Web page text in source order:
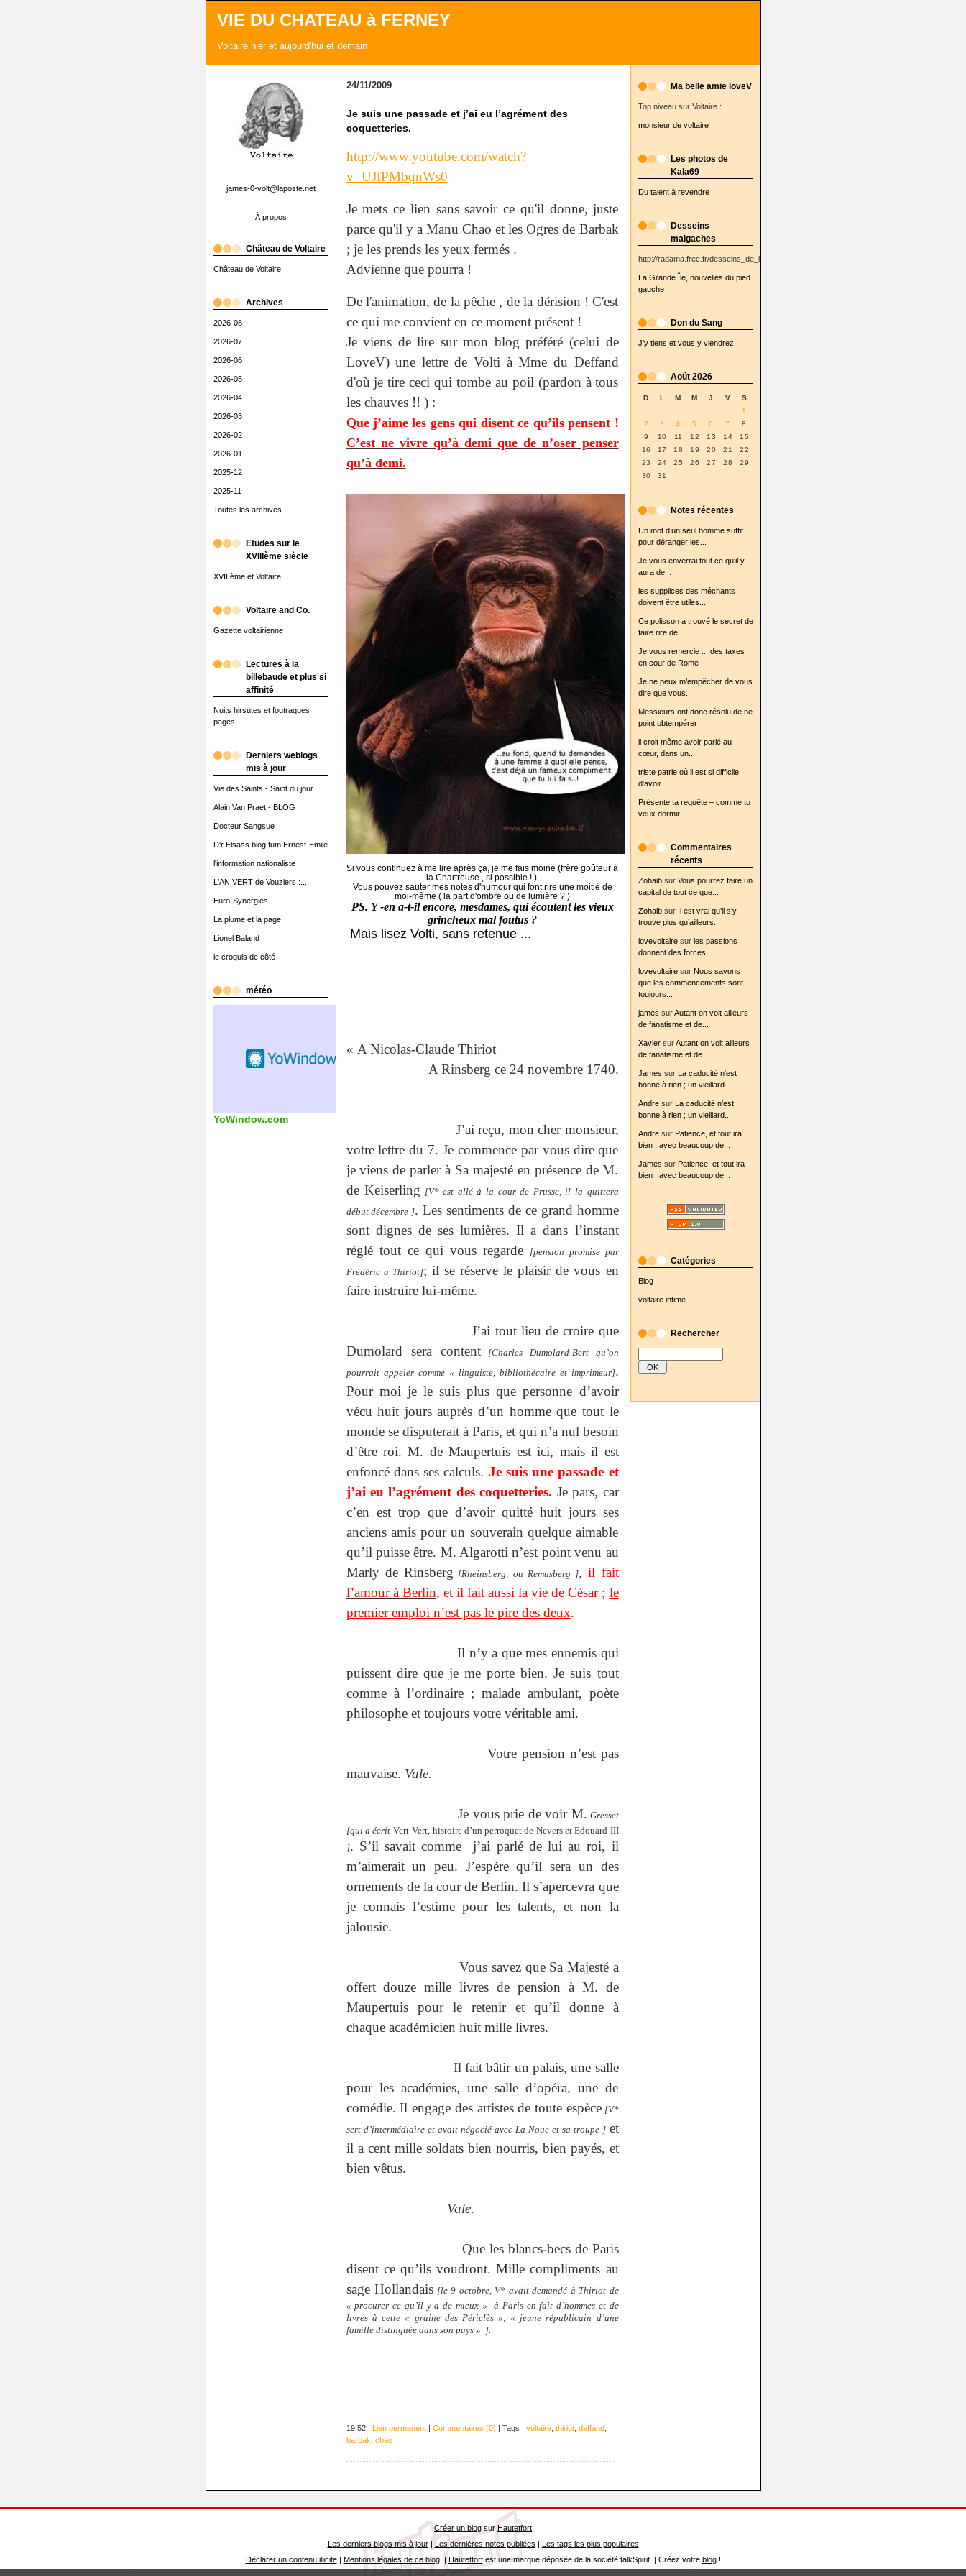
VIE DU CHATEAU à FERNEY
Voltaire hier et aujourd'hui et demain
james-0-volt@laposte.net
À propos
Château de Voltaire
Château de Voltaire
Archives
2026-08
2026-07
2026-06
2026-05
2026-04
2026-03
2026-02
2026-01
2025-12
2025-11
Toutes les archives
Etudes sur le
XVIIIème siècle
XVIIIème et Voltaire
Voltaire and Co.
Gazette voltairienne
Lectures à la
billebaude et plus si
affinité
Nuits hirsutes et foutraques
pages
Derniers weblogs
mis à jour
Vie des Saints - Saint du jour
Alain Van Praet - BLOG
Docteur Sangsue
D'r Elsass blog fum Ernest-Emile
l'information nationaliste
L'AN VERT de Vouziers :...
Euro-Synergies
La plume et la page
Lionel Baland
le croquis de côté
météo
YoWindow.com
Ma belle amie loveV
Top niveau sur Voltaire :
monsieur de voltaire
Les photos de
Kala69
Du talent à revendre
Desseins
malgaches
http://radama.free.fr/desseins_de_la_semaine/
La Grande Île, nouvelles du pied
gauche
Don du Sang
J'y tiens et vous y viendrez
Août 2026
D L M M J V
S
1
2
3 4 5 6 7
8
9
10 11 12 13 14
15
16
17 18 19 20 21
22
23
24 25 26 27 28
29
30
31
Notes récentes
Un mot d’un seul homme suffit
pour déranger les...
Je vous enverrai tout ce qu’il y
aura de...
les supplices des méchants
doivent être utiles...
Ce polisson a trouvé le secret de
faire rire de...
Je vous remercie ... des taxes
en cour de Rome
Je ne peux m’empêcher de vous
dire que vous...
Messieurs ont donc résolu de ne
point obtempérer
il croit même avoir parlé au
cœur, dans un...
triste patrie où il est si difficile
d'avoir...
Présente ta requête – comme tu
veux dormir
Commentaires
récents
Zohaibsur Vous pourrez faire un
capital de tout ce que...
Zohaibsur Il est vrai qu’il s’y
trouve plus qu’ailleurs...
lovevoltairesur les passions
donnent des forces.
lovevoltairesur Nous savons
que les commencements sont
toujours...
james surAutant on voit ailleurs
de fanatisme et de...
XaviersurAutant on voit ailleurs
de fanatisme et de...
James sur La caducité n'est
bonne à rien ; un vieillard...
Andresur La caducité n'est
bonne à rien ; un vieillard...
Andresur Patience, et tout ira
bien , avec beaucoup de...
James sur Patience, et tout ira
bien , avec beaucoup de...
Catégories
Blog
voltaire intime
Rechercher
24/11/2009
Je suis une passade et j’ai eu l’agrément des
coquetteries.
http://www.youtube.com/watch?
v=UJfPMbqnWs0
Je mets ce lien sans savoir ce qu'il donne, juste
parce qu'il y a Manu Chao et les Ogres de Barbak
; je les prends les yeux fermés .
Advienne que pourra !
De l'animation, de la pêche , de la dérision ! C'est
ce qui me convient en ce moment présent !
Je viens de lire sur mon blog préféré (celui de
LoveV) une lettre de Volti à Mme du Deffand
d'où je tire ceci qui tombe au poil (pardon à tous
les chauves !! ) :
Que j’aime les gens qui disent ce qu’ils pensent !
C’est ne vivre qu’à demi que de n’oser penser
qu’à demi.
Si vous continuez à me lire après ça, je me fais moine (frère goûteur à
la Chartreuse , si possible ! ).
Vous pouvez sauter mes notes d'humour qui font rire une moitié de
moi-même ( la part d'ombre ou de lumière ? )
PS. Y -en a-t-il encore, mesdames, qui écoutent les vieux
grincheux mal foutus ?
Mais lisez Volti, sans retenue ...
« A Nicolas-Claude Thiriot
A Rinsberg ce 24 novembre 1740.
J’ai reçu, mon cher monsieur,
votre lettre du 7. Je commence par vous dire que
je viens de parler à Sa majesté en présence de M.
de Keiserling [V* est allé à la cour de Prusse, il la quittera
début décembre ]. Les sentiments de ce grand homme
sont dignes de ses lumières. Il a dans l’instant
réglé tout ce qui vous regarde
[pension promise par
Frédéric à Thiriot]; il se réserve le plaisir de vous en
faire instruire lui-même.
J’ai tout lieu de croire que
Dumolard sera content
[Charles Dumolard-Bert qu’on
pourrait appeler comme « linguiste, bibliothécaire et imprimeur].
Pour moi je le suis plus que personne d’avoir
vécu huit jours auprès d’un homme que tout le
monde se disputerait à Paris, et qui n’a nul besoin
d’être roi. M. de Maupertuis est ici, mais il est
enfoncé dans ses calculs. Je suis une passade et
j’ai eu l’agrément des coquetteries. Je pars, car
c’en est trop que d’avoir quitté huit jours ses
anciens amis pour un souverain quelque aimable
qu’il puisse être. M. Algarotti n’est point venu au
Marly de Rinsberg [Rheinsberg, ou Remusberg ],il fait
l’amour à Berlin, et il fait aussi la vie de César ; le
premier emploi n’est pas le pire des deux.
Il n’y a que mes ennemis qui
puissent dire que je me porte bien. Je suis tout
comme à l’ordinaire ; malade ambulant, poète
philosophe et toujours votre véritable ami.
Votre pension n’est pas
mauvaise. Vale.
Je vous prie de voir M. Gresset
[qui a écrit Vert-Vert, histoire d’un perroquet de Nevers etEdouard III
]. S’il savait comme
j’ai parlé de lui au roi, il
m’aimerait un peu. J’espère qu’il sera un des
ornements de la cour de Berlin. Il s’apercevra que
je connais l’estime pour les talents, et non la
jalousie.
Vous savez que Sa Majesté a
offert douze mille livres de pension à M. de
Maupertuis pour le retenir et qu’il donne à
chaque académicien huit mille livres.
Il fait bâtir un palais, une salle
pour les académies, une salle d’opéra, une de
comédie. Il engage des artistes de toute espèce [V*
sert d’intermédiaire et avait négocié avec La Noue et sa troupe ] et
il a cent mille soldats bien nourris, bien payés, et
bien vêtus.
Vale.
Que les blancs-becs de Paris
disent ce qu’ils voudront. Mille compliments au
sage Hollandais [le 9 octobre, V* avait demandé à Thiriot de
« procurer ce qu’il y a de mieux » à Paris en fait d’hommes et de
livres à cette « graine des Périclès », « jeune républicain d’une
famille distinguée dans son pays » ].
19:52 | Lien permanent| Commentaires (0) | Tags : voltaire, thiriot, deffand,
barbak chao
Créer un blog surHautetfort
Les derniers blogs mis à jour| Les dernières notes publiées | Les tags les plus populaires
Déclarer un contenu illicite| Mentions légales de ce blog| Hautetfortest une marque déposée de la société talkSpirit | Créez votre blog!